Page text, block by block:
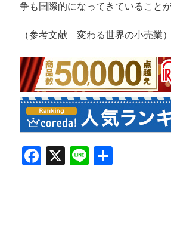
争も国際的になってきていることが
（参考文献 変わる世界の小売業）
F
X
Li